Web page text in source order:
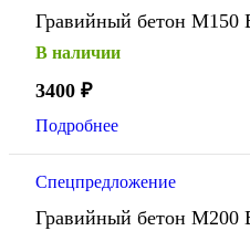
Гравийный бетон М150
В наличии
3400 ₽
Подробнее
Спецпредложение
Гравийный бетон М200